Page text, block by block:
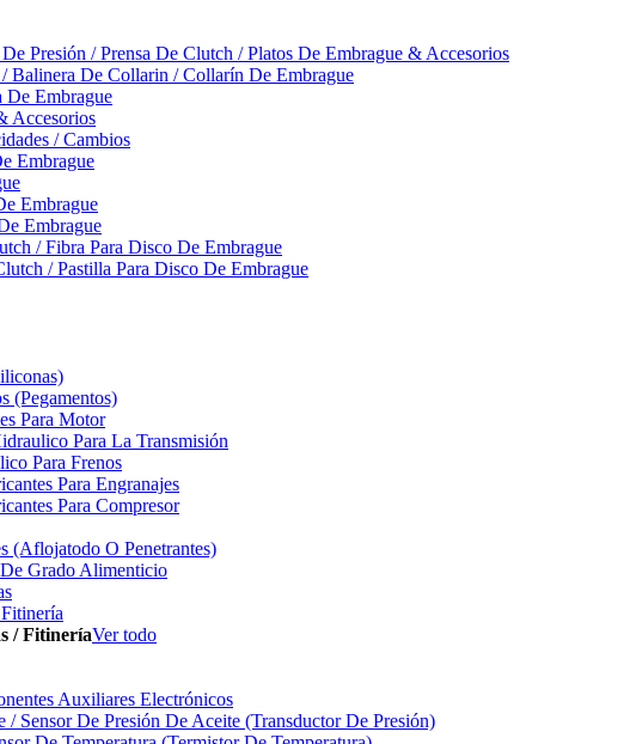
Presión / Prensa De Clutch / Platos De Embrague & Accesorios
Balinera De Collarin / Collarín De Embrague
De Embrague
Accesorios
/ Cambios
Embrague
Embrague
Embrague
/ Fibra Para Disco De Embrague
/ Pastilla Para Disco De Embrague
(Pegamentos)
Para Motor
Para La Transmisión
Para Frenos
Para Engranajes
Para Compresor
(Aflojatodo O Penetrantes)
Grado Alimenticio
/ FitineríaVer todo
Auxiliares Electrónicos
/ Sensor De Presión De Aceite (Transductor De Presión)